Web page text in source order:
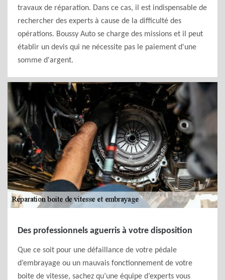
travaux de réparation. Dans ce cas, il est indispensable de
rechercher des experts à cause de la difficulté des
opérations. Boussy Auto se charge des missions et il peut
établir un devis qui ne nécessite pas le paiement d'une
somme d'argent.
Des professionnels aguerris à votre disposition
Que ce soit pour une défaillance de votre pédale
d’embrayage ou un mauvais fonctionnement de votre
boite de vitesse, sachez qu’une équipe d’experts vous